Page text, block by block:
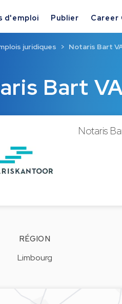
d'emploi Publier Career
Bart
juridiques Notaris Bart
Notaris
RÉGION
Limbourg